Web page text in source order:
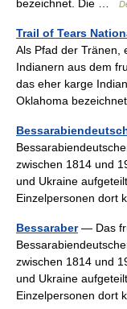
bezeichnet. Die …
Trail of Tears
Als Pfad der Tränen,
Indianern aus dem
das eher karge
Oklahoma
zwischen 1814 und
und Ukraine
Einzelpersonen dort
Bessaraber— Das
zwischen 1814 und
und Ukraine
Einzelpersonen dort